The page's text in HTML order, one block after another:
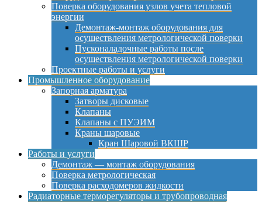
Поверка оборудования узлов учета тепловой
энергии
Демонтаж-монтаж оборудования для
осуществления метрологической поверки
Пусконаладочные работы после
осуществления метрологической поверки
Проектные работы и услуги
Промышленное оборудование
Запорная арматура
Затворы дисковые
Клапаны
Клапаны с ПУЭИМ
Краны шаровые
Кран Шаровой ВКШР
Работы и услуги
Демонтаж — монтаж оборудования
Поверка метрологическая
Поверка расходомеров жидкости
Радиаторные терморегуляторы и трубопроводная